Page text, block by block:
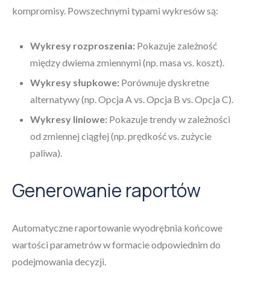
kompromisy. Powszechnymi typami wykresów są:
Wykresy rozproszenia: Pokazuje zależność
między dwiema zmiennymi (np. masa vs. koszt).
Wykresy słupkowe: Porównuje dyskretne
alternatywy (np. Opcja A vs. Opcja B vs. Opcja C).
Wykresy liniowe: Pokazuje trendy w zależności
od zmiennej ciągłej (np. prędkość vs. zużycie
paliwa).
Generowanie raportów
Automatyczne raportowanie wyodrębnia końcowe
wartości parametrów w formacie odpowiednim do
podejmowania decyzji.